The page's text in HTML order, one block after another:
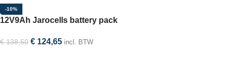
-10%
12V9Ah Jarocells battery pack
€138,50 € 124,65 incl. BTW